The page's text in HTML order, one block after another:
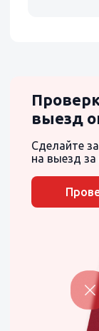
выезд
Сделайте
на выезд за